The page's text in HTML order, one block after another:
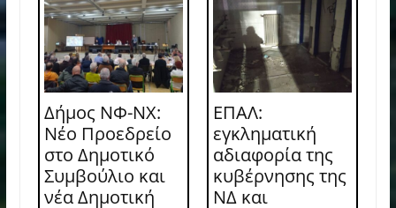
Δήμος ΝΦ-ΝΧ:
Νέο Προεδρείο
στο Δημοτικό
Συμβούλιο και
νέα Δημοτική
ΕΠΑΛ:
εγκληματική
αδιαφορία της
κυβέρνησης της
ΝΔ και